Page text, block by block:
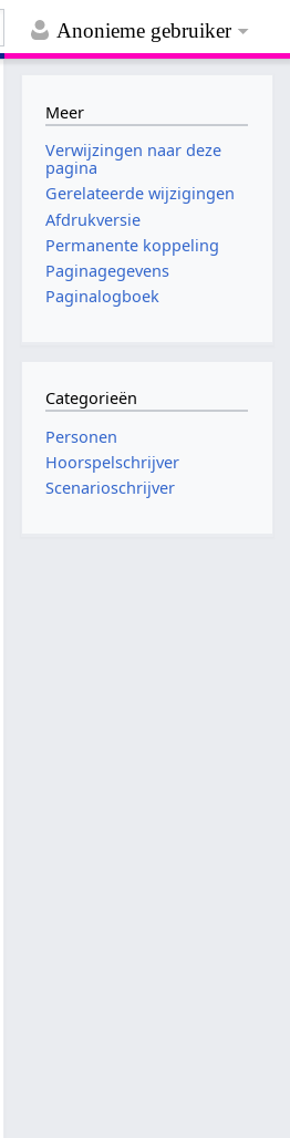
Anonieme gebruiker
Meer
Verwijzingen naar deze
pagina
Gerelateerde wijzigingen
Afdrukversie
Permanente koppeling
Paginagegevens
Paginalogboek
Categorieën
Personen
Hoorspelschrijver
Scenarioschrijver